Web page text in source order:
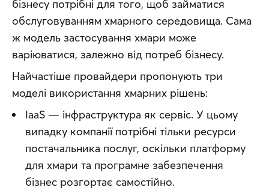
бізнесу потрібні для того, щоб займатися
обслуговуванням хмарного середовища. Сама
ж модель застосування хмари може
варіюватися, залежно від потреб бізнесу.
Найчастіше провайдери пропонують три
моделі використання хмарних рішень:
IaaS — інфраструктура як сервіс. У цьому
випадку компанії потрібні тільки ресурси
постачальника послуг, оскільки платформу
для хмари та програмне забезпечення
бізнес розгортає самостійно.